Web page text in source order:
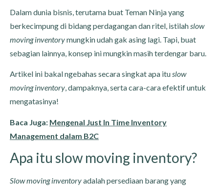
Dalam dunia bisnis, terutama buat Teman Ninja yang
berkecimpung di bidang perdagangan dan ritel, istilahslow
moving inventorymungkin udah gak asing lagi. Tapi, buat
sebagian lainnya, konsep ini mungkin masih terdengar baru.
Artikel ini bakal ngebahas secara singkat apa ituslow
moving inventory, dampaknya, serta cara-cara efektif untuk
mengatasinya!
Baca Juga: Mengenal Just In Time Inventory
Management dalam B2C
Apa itu slow moving inventory?
Slow moving inventoryadalah persediaan barang yang